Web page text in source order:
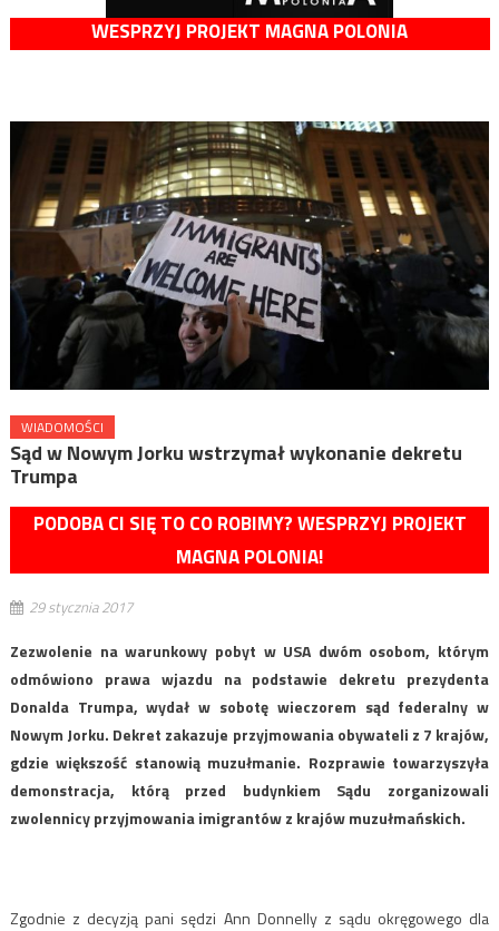
WESPRZYJ PROJEKT MAGNA POLONIA
WIADOMOŚCI
Sąd w Nowym Jorku wstrzymał wykonanie dekretu
Trumpa
PODOBA CI SIĘ TO CO ROBIMY? WESPRZYJ PROJEKT
MAGNA POLONIA!
29 stycznia 2017
Zezwolenie na warunkowy pobyt w USA dwóm osobom, którym
odmówiono prawa wjazdu na podstawie dekretu prezydenta
Donalda Trumpa, wydał w sobotę wieczorem sąd federalny w
Nowym Jorku. Dekret zakazuje przyjmowania obywateli z 7 krajów,
gdzie większość stanowią muzułmanie. Rozprawie towarzyszyła
demonstracja, którą przed budynkiem Sądu zorganizowali
zwolennicy przyjmowania imigrantów z krajów muzułmańskich.
Zgodnie z decyzją pani sędzi Ann Donnelly z sądu okręgowego dla